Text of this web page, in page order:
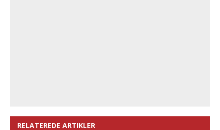
RELATEREDE ARTIKLER